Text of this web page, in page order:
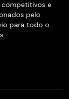
competitivos e
pelo
para todo o